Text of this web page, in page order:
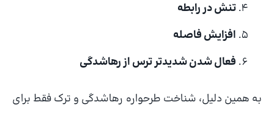
تنش در رابطه
افزایش فاصله
فعال شدن شدیدتر ترس از رهاشدگی
به همین دلیل، شناخت طرحواره رهاشدگی و ترک فقط برای